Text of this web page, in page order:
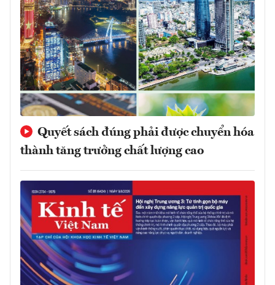
Quyết sách đúng phải được chuyển hóa
thành tăng trưởng chất lượng cao